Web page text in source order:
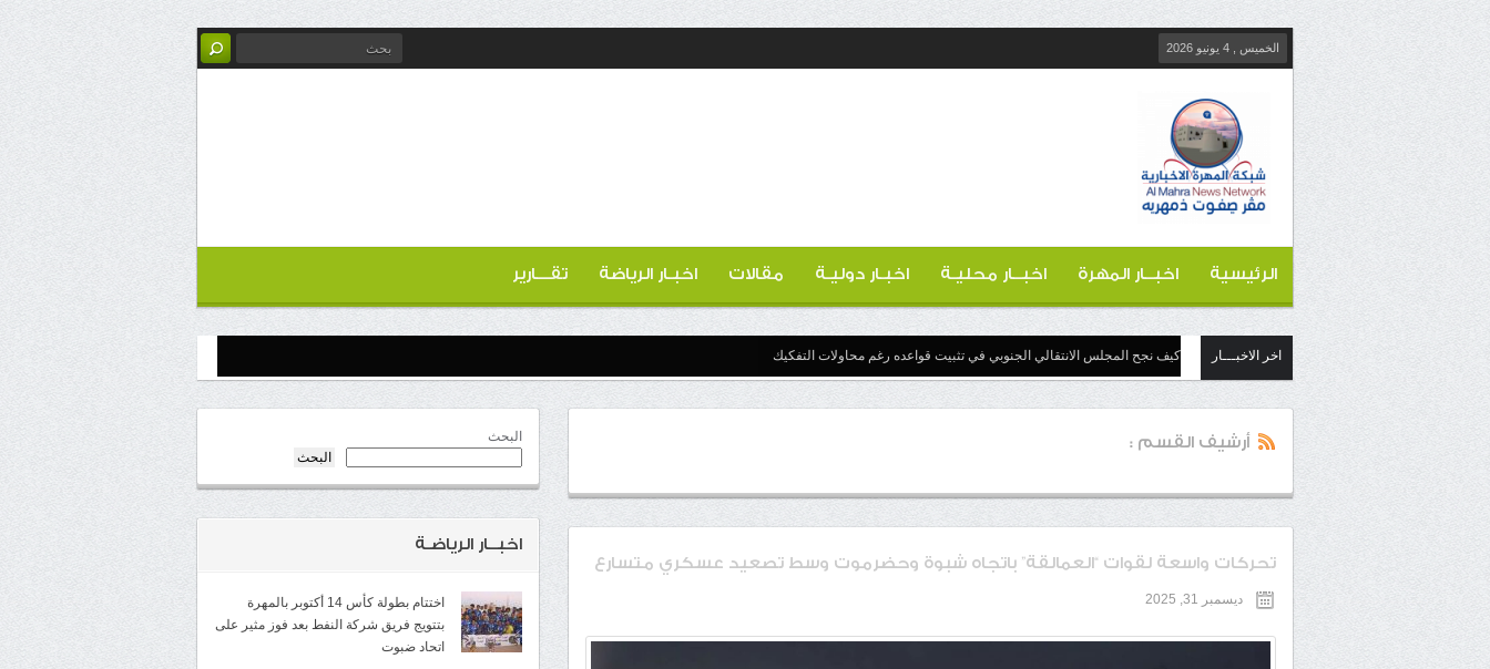
الخميس , 4 يونيو 2026
الرئيسية اخبــار المهرة اخبــار محليـة اخبـار دوليـة مقالات اخبـار الرياضة تقـــارير
اخر الاخبـــار كيف نجح المجلس الانتقالي الجنوبي في تثبيت قواعده رغم محاولات التفكيك
أرشيف القسم :
تحركات واسعة لقوات “العمالقة” باتجاه شبوة وحضرموت وسط تصعيد عسكري متسارع
ديسمبر 31, 2025
البحث
البحث
اخبــار الرياضـة
اختتام بطولة كأس 14 أكتوبر بالمهرة
بتتويج فريق شركة النفط بعد فوز مثير على
اتحاد ضبوت